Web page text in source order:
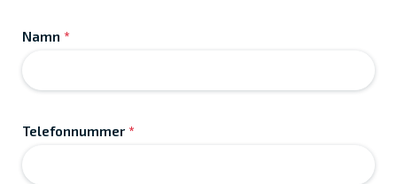
Namn *
Telefonnummer *